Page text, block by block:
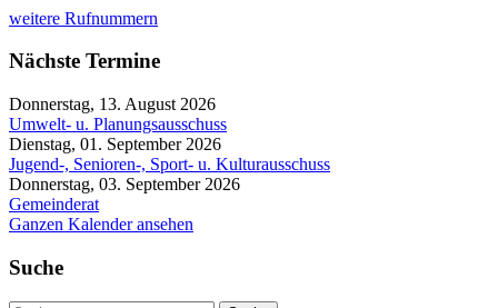
weitere Rufnummern
Nächste Termine
Donnerstag, 13. August 2026
Umwelt- u. Planungsausschuss
Dienstag, 01. September 2026
Jugend-, Senioren-, Sport- u. Kulturausschuss
Donnerstag, 03. September 2026
Gemeinderat
Ganzen Kalender ansehen
Suche